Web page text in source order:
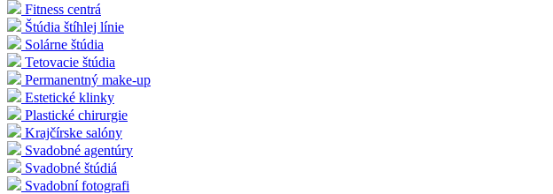
Fitness centrá
Štúdia štíhlej línie
Solárne štúdia
Tetovacie štúdia
Permanentný make-up
Estetické klinky
Plastické chirurgie
Krajčírske salóny
Svadobné agentúry
Svadobné štúdiá
Svadobní fotografi